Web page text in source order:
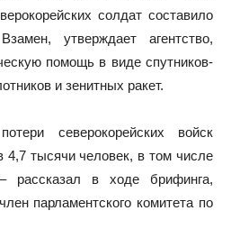
солдат составило
утверждает агентство,
помощь в виде спутников-
и зенитных ракет.
северокорейских войск
4,7 тысячи человек, в том числе
рассказал в ходе брифинга,
парламентского комитета по